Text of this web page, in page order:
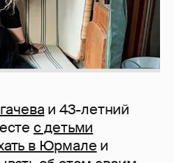
и 43-летний
с детьми
в Юрмале и